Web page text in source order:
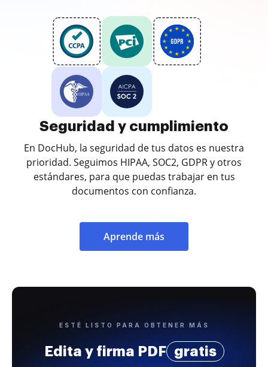
Seguridad y cumplimiento
En DocHub, la seguridad de tus datos es nuestra
prioridad. Seguimos HIPAA, SOC2, GDPR y otros
estándares, para que puedas trabajar en tus
documentos con confianza.
Aprende más
ESTÉ LISTO PARA OBTENER MÁS
Edita y firma PDF gratis